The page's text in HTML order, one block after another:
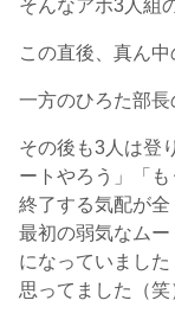
そんなアホ3人組
この直後、真ん
一方のひろた部長
その後も3人は登
ートやろう」「も
終了する気配が全
最初の弱気なム
になっていまし
思ってました（笑